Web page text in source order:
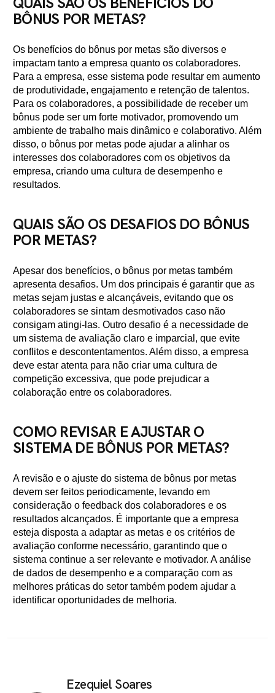
BÔNUS POR METAS?
Os benefícios do bônus por metas são diversos e
impactam tanto a empresa quanto os colaboradores.
Para a empresa, esse sistema pode resultar em aumento
de produtividade, engajamento e retenção de talentos.
Para os colaboradores, a possibilidade de receber um
bônus pode ser um forte motivador, promovendo um
ambiente de trabalho mais dinâmico e colaborativo. Além
disso, o bônus por metas pode ajudar a alinhar os
interesses dos colaboradores com os objetivos da
empresa, criando uma cultura de desempenho e
resultados.
QUAIS SÃO OS DESAFIOS DO BÔNUS
POR METAS?
Apesar dos benefícios, o bônus por metas também
apresenta desafios. Um dos principais é garantir que as
metas sejam justas e alcançáveis, evitando que os
colaboradores se sintam desmotivados caso não
consigam atingi-las. Outro desafio é a necessidade de
um sistema de avaliação claro e imparcial, que evite
conflitos e descontentamentos. Além disso, a empresa
deve estar atenta para não criar uma cultura de
competição excessiva, que pode prejudicar a
colaboração entre os colaboradores.
COMO REVISAR E AJUSTAR O
SISTEMA DE BÔNUS POR METAS?
A revisão e o ajuste do sistema de bônus por metas
devem ser feitos periodicamente, levando em
consideração o feedback dos colaboradores e os
resultados alcançados. É importante que a empresa
esteja disposta a adaptar as metas e os critérios de
avaliação conforme necessário, garantindo que o
sistema continue a ser relevante e motivador. A análise
de dados de desempenho e a comparação com as
melhores práticas do setor também podem ajudar a
identificar oportunidades de melhoria.
Ezequiel Soares